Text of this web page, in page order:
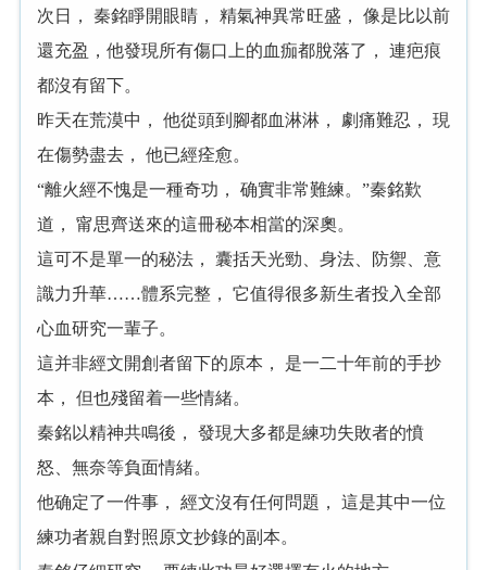
次日， 秦銘睜開眼睛， 精氣神異常旺盛， 像是比以前
還充盈，他發現所有傷口上的血痂都脫落了， 連疤痕
都沒有留下。
昨天在荒漠中， 他從頭到腳都血淋淋， 劇痛難忍， 現
在傷勢盡去， 他已經痊愈。
“離火經不愧是一種奇功， 确實非常難練。”秦銘歎
道， 甯思齊送來的這冊秘本相當的深奧。
這可不是單一的秘法， 囊括天光勁、身法、防禦、意
識力升華……體系完整， 它值得很多新生者投入全部
心血研究一輩子。
這并非經文開創者留下的原本， 是一二十年前的手抄
本， 但也殘留着一些情緒。
秦銘以精神共鳴後， 發現大多都是練功失敗者的憤
怒、無奈等負面情緒。
他确定了一件事， 經文沒有任何問題， 這是其中一位
練功者親自對照原文抄錄的副本。